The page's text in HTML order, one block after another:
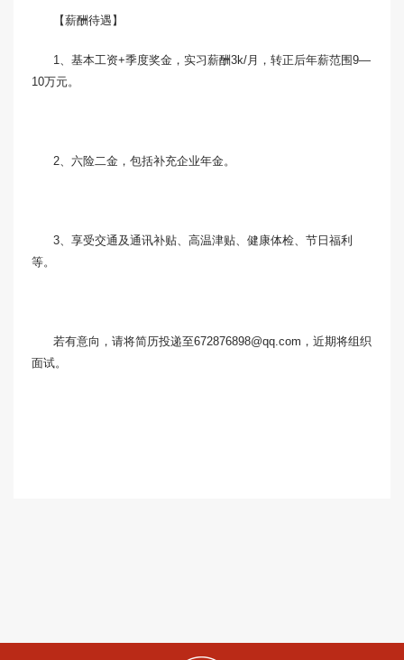
【薪酬待遇】
1、基本工资+季度奖金，实习薪酬3k/月，转正后年薪范围9—
10万元。
2、六险二金，包括补充企业年金。
3、享受交通及通讯补贴、高温津贴、健康体检、节日福利
等。
若有意向，请将简历投递至672876898@qq.com，近期将组织
面试。